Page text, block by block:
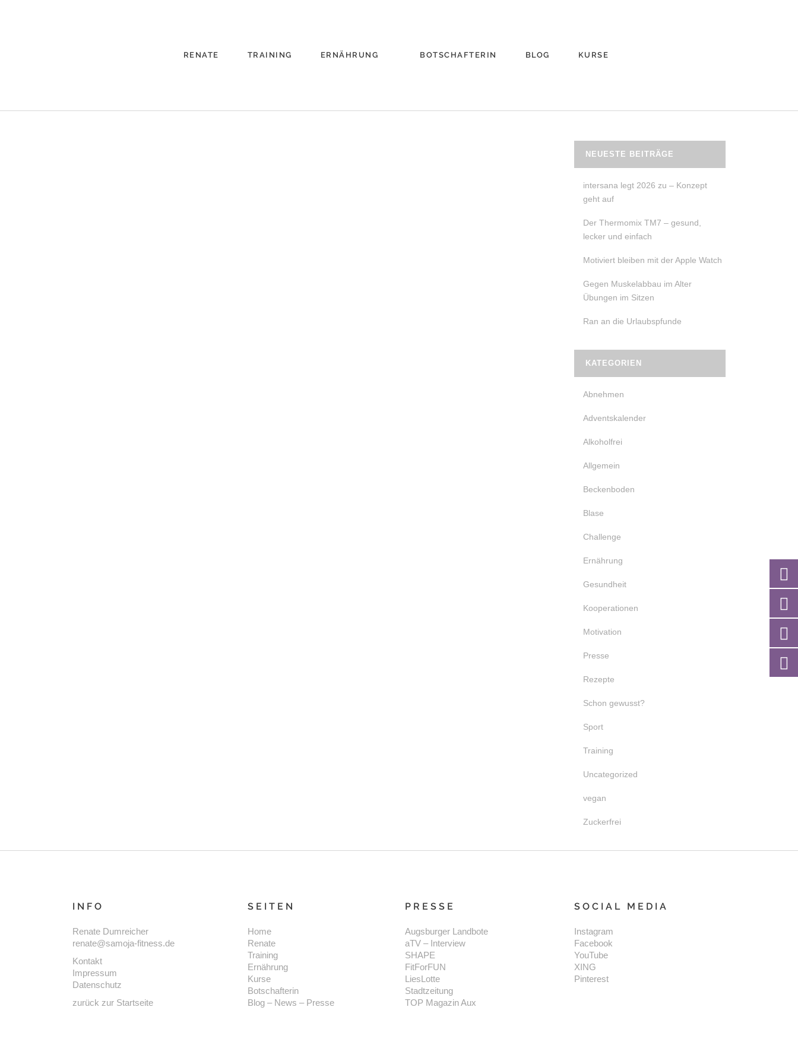
RENATE TRAINING ERNÄHRUNG BOTSCHAFTERIN BLOG KURSE
NEUESTE BEITRÄGE
intersana legt 2026 zu – Konzept
geht auf
Der Thermomix TM7 – gesund,
lecker und einfach
Motiviert bleiben mit der Apple Watch
Gegen Muskelabbau im Alter
Übungen im Sitzen
Ran an die Urlaubspfunde
KATEGORIEN
Abnehmen
Adventskalender
Alkoholfrei
Allgemein
Beckenboden
Blase
Challenge
Ernährung
Gesundheit
Kooperationen
Motivation
Presse
Rezepte
Schon gewusst?
Sport
Training
Uncategorized
vegan
Zuckerfrei
INFO
Renate Dumreicher
renate@samoja-fitness.de
Kontakt
Impressum
Datenschutz
zurück zur Startseite
SEITEN
Home
Renate
Training
Ernährung
Kurse
Botschafterin
Blog – News – Presse
PRESSE
Augsburger Landbote
aTV – Interview
SHAPE
FitForFUN
LiesLotte
Stadtzeitung
TOP Magazin Aux
SOCIAL MEDIA
Instagram
Facebook
YouTube
XING
Pinterest